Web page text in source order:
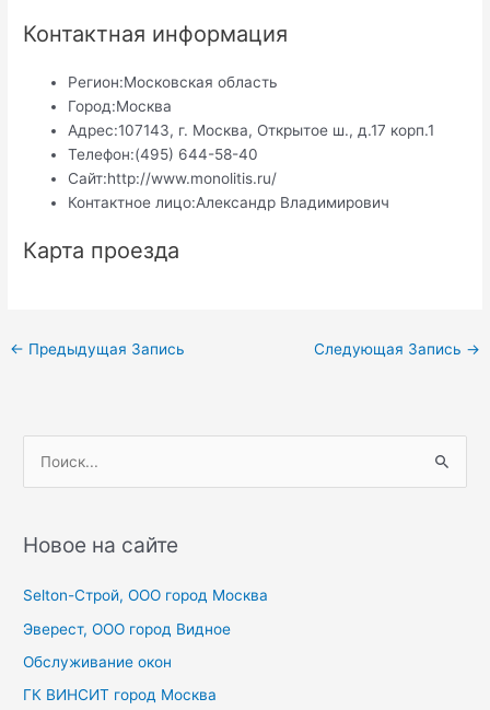
Контактная информация
Регион:Московская область
Город:Москва
Адрес:107143, г. Москва, Открытое ш., д.17 корп.1
Телефон:(495) 644-58-40
Сайт:http://www.monolitis.ru/
Контактное лицо:Александр Владимирович
Карта проезда
Навигация
← Предыдущая Запись Следующая Запись →
с
:
Новое на сайте
Selton-Строй, OOO город Москва
Эверест, ООО город Видное
Обслуживание окон
ГК ВИНСИТ город Москва